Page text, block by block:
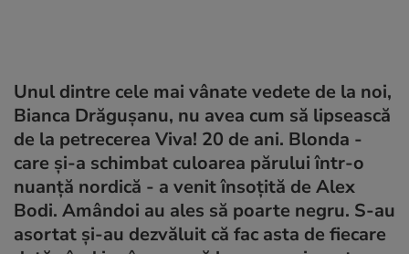
Unul dintre cele mai vânate vedete de la noi,
Bianca Drăgușanu, nu avea cum să lipsească
de la petrecerea Viva! 20 de ani. Blonda -
care și-a schimbat culoarea părului într-o
nuanță nordică - a venit însoțită de Alex
Bodi. Amândoi au ales să poarte negru. S-au
asortat și-au dezvăluit că fac asta de fiecare